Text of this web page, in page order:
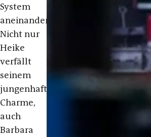
System
aneinander.
Nicht nur
Heike
verfällt
seinem
jungenhaften
Charme,
auch
Barbara